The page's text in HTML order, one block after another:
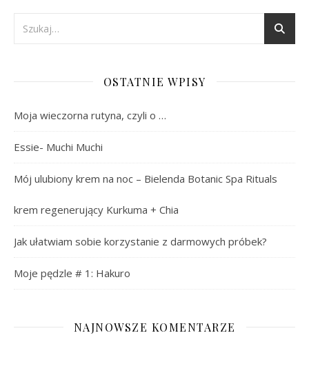
OSTATNIE WPISY
Moja wieczorna rutyna, czyli o …
Essie- Muchi Muchi
Mój ulubiony krem na noc – Bielenda Botanic Spa Rituals
krem regenerujący Kurkuma + Chia
Jak ułatwiam sobie korzystanie z darmowych próbek?
Moje pędzle # 1: Hakuro
NAJNOWSZE KOMENTARZE